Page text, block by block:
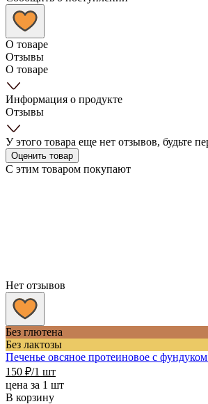
О товаре
Отзывы
О товаре
Информация о продукте
Отзывы
У этого товара еще нет отзывов, будьте
Оценить товар
С этим товаром покупают
Нет отзывов
Без глютена
Без лактозы
Печенье овсяное протеиновое с
150 ₽/1 шт
цена за 1 шт
В корзину